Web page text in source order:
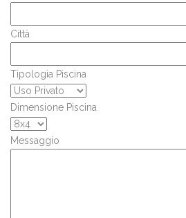
Città
Tipologia Piscina
Dimensione Piscina
Messaggio